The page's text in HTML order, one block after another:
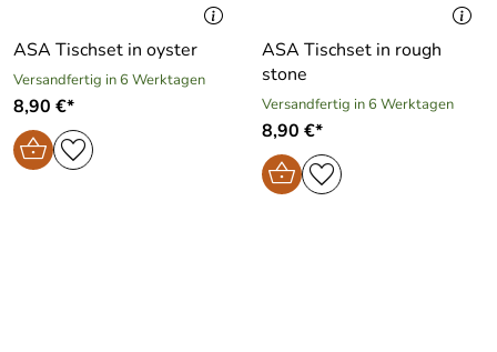
ASA Tischset in oyster
Versandfertig in 6 Werktagen
8,90 €*
ASA Tischset in rough
stone
Versandfertig in 6 Werktagen
8,90 €*